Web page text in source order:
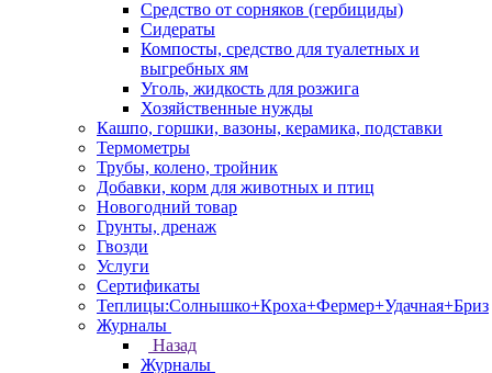
Средство от сорняков (гербициды)
Сидераты
Компосты, средство для туалетных и
выгребных ям
Уголь, жидкость для розжига
Хозяйственные нужды
Кашпо, горшки, вазоны, керамика, подставки
Термометры
Трубы, колено, тройник
Добавки, корм для животных и птиц
Новогодний товар
Грунты, дренаж
Гвозди
Услуги
Сертификаты
Теплицы:Солнышко+Кроха+Фермер+Удачная+Бриз
Журналы
Назад
Журналы